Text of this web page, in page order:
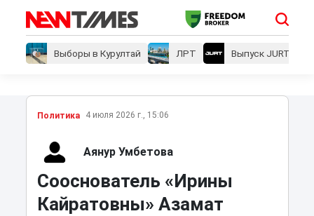
Выборы в Курултай ЛРТ Выпуск JURT
Политика 4 июля 2026 г., 15:06
Аянур Умбетова
Сооснователь «Ирины
Кайратовны» Азамат